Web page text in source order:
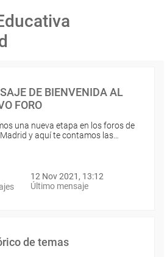
DE BIENVENIDA AL
FORO
una nueva etapa en los foros de
y aquí te contamos las…
12 Nov 2021, 13:12
Último mensaje
de temas